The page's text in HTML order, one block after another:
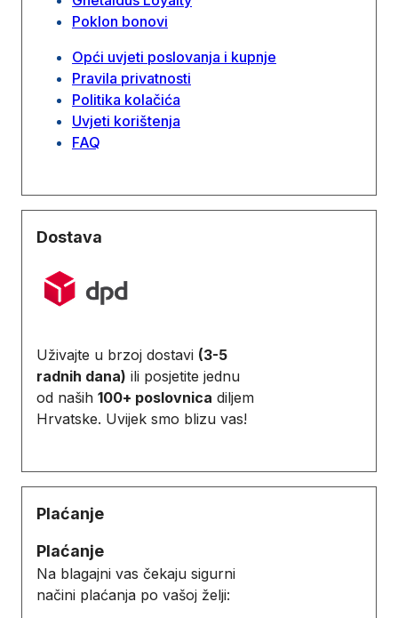
Poklon bonovi
Opći uvjeti poslovanja i kupnje
Pravila privatnosti
Politika kolačića
Uvjeti korištenja
FAQ
Dostava
Uživajte u brzoj dostavi (3-5
radnih dana) ili posjetite jednu
od naših 100+ poslovnica diljem
Hrvatske. Uvijek smo blizu vas!
Plaćanje
Plaćanje
Na blagajni vas čekaju sigurni
načini plaćanja po vašoj želji: